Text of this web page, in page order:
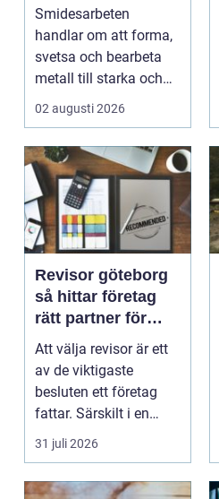
Smidesarbeten
handlar om att forma,
svetsa och bearbeta
metall till starka och
hållbara konstruktion...
02 augusti 2026
Revisor göteborg
så hittar företag
rätt partner för
trygg tillväxt
Att välja revisor är ett
av de viktigaste
besluten ett företag
fattar. Särskilt i en
företagsintensi...
31 juli 2026